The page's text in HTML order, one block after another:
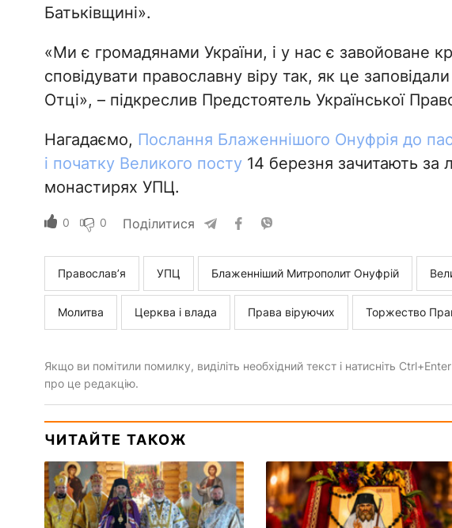
Батьківщині».
«Ми є громадянами України, і у нас є завойоване
сповідувати православну віру так, як це
Отці», – підкреслив Предстоятель Української
Нагадаємо, Послання Блаженнішого Онуфрія до
і початку Великого посту14 березня зачитають за
монастирях УПЦ.
0 0 Поділитися
Православ’я УПЦ Блаженніший Митрополит Онуфрій
Молитва Церква і влада Права віруючих Торжество
Якщо ви помітили помилку, виділіть необхідний текст і натисніть
про це редакцію.
ЧИТАЙТЕ ТАКОЖ